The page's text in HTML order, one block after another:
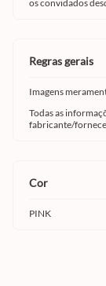
os convidados
regras gerais
Imagens
Todas as
fabricante/
cor
PINK